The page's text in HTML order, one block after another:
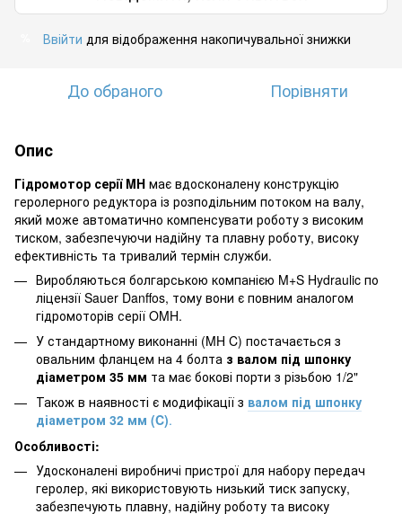
Ввійти для відображення накопичувальної знижки
До обраного Порівняти
Опис
Гідромотор серії MH має вдосконалену конструкцію
геролерного редуктора із розподільним потоком на валу,
який може автоматично компенсувати роботу з високим
тиском, забезпечуючи надійну та плавну роботу, високу
ефективність та тривалий термін служби.
Виробляються болгарською компанією M+S Hydraulic по
ліцензії Sauer Danffos, тому вони є повним аналогом
гідромоторів серії OMH.
У стандартному виконанні (MH C) постачається з
овальним фланцем на 4 болта з валом під шпонку
діаметром 35 мм та має бокові порти з різьбою 1/2"
Також в наявності є модифікації з валом під шпонку
діаметром 32 мм (C).
Особливості:
Удосконалені виробничі пристрої для набору передач
геролер, які використовують низький тиск запуску,
забезпечують плавну, надійну роботу та високу